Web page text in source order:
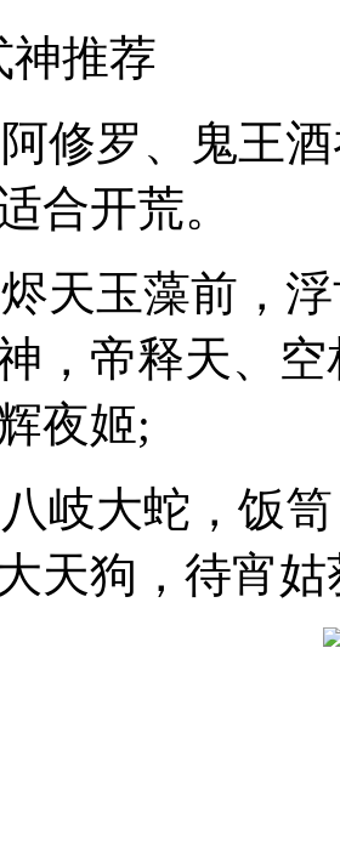
神推荐
修罗、鬼王
合开荒。
天玉藻前，
，帝释天、
夜姬;
岐大蛇，饭
天狗，待宵